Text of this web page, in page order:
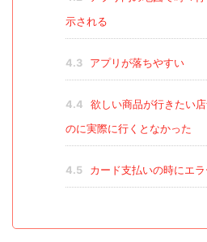
示される
4.3 アプリが落ちやすい
4.4
欲しい商品が行きたい
のに実際に行くとなかった
4.5 カード支払いの時にエ